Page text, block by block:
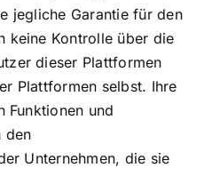
jegliche Garantie für den
keine Kontrolle über die
dieser Plattformen
Plattformen selbst. Ihre
Funktionen und
den
Unternehmen, die sie